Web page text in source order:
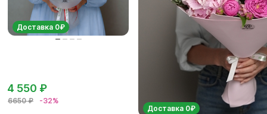
Доставка 0₽
6650 ₽ -32%
4 550 ₽
Доставка 0₽